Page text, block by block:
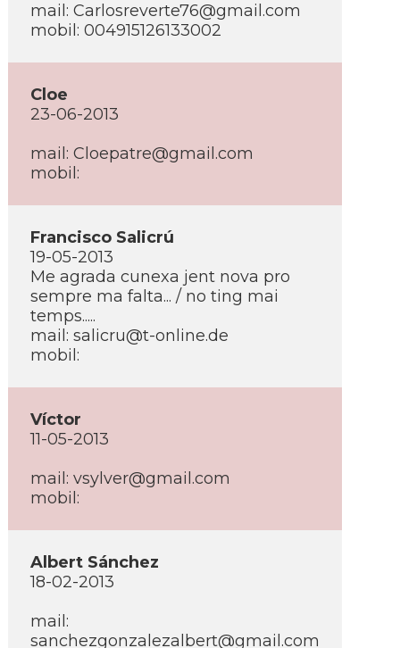
mail: Carlosreverte76@gmail.com
mobil: 004915126133002
Cloe
23-06-2013
mail: Cloepatre@gmail.com
mobil:
Francisco Salicrú
19-05-2013
Me agrada cunexa jent nova pro
sempre ma falta... / no ting mai
temps.....
mail: salicru@t-online.de
mobil:
Ví­ctor
11-05-2013
mail: vsylver@gmail.com
mobil:
Albert Sánchez
18-02-2013
mail:
sanchezgonzalezalbert@gmail.com